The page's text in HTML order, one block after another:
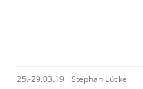
25.-29.03.19 Stephan Lücke